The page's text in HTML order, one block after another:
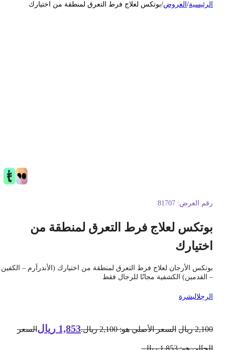
/العروض بوتكس لعلاج فرط التعرق لمنطقة من اختيارك
العرض: 81707
لعلاج فرط التعرق لمنطقة من
الأرجان لعلاج فرط التعرق لمنطقة من اختيارك (الأندرآرم – الكفين
القدمين) الكشفية مجانًا للرجال فقط
البشرة
ريال السعر الأصلي هو: 2,100 ريال. 1,853 ريال السعر
هو: 1,853 ريال.